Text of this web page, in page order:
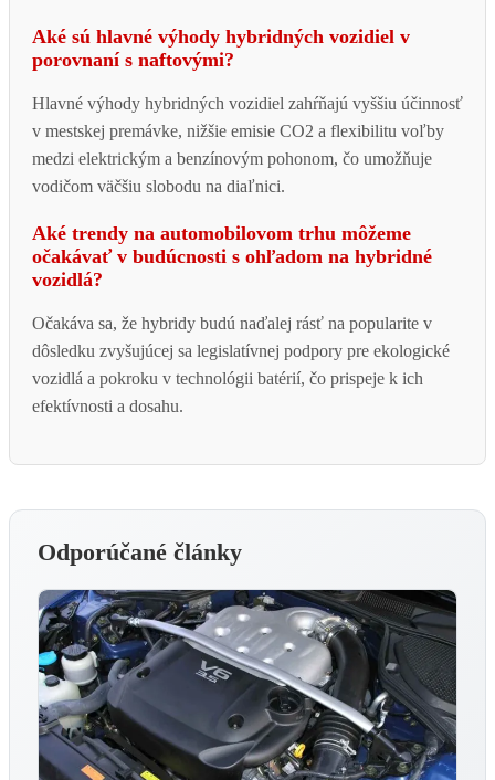
Aké sú hlavné výhody hybridných vozidiel v
porovnaní s naftovými?
Hlavné výhody hybridných vozidiel zahŕňajú vyššiu účinnosť
v mestskej premávke, nižšie emisie CO2 a flexibilitu voľby
medzi elektrickým a benzínovým pohonom, čo umožňuje
vodičom väčšiu slobodu na diaľnici.
Aké trendy na automobilovom trhu môžeme
očakávať v budúcnosti s ohľadom na hybridné
vozidlá?
Očakáva sa, že hybridy budú naďalej rásť na popularite v
dôsledku zvyšujúcej sa legislatívnej podpory pre ekologické
vozidlá a pokroku v technológii batérií, čo prispeje k ich
efektívnosti a dosahu.
Odporúčané články